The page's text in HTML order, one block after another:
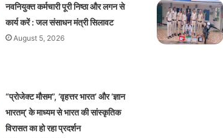
नवनियुक्त कर्मचारी पूरी निष्ठा और लगन से
कार्य करें : जल संसाधन मंत्री सिलावट
August 5, 2026
“प्रोजेक्ट मौसम”, ‘वृहत्तर भारत’ और ‘ज्ञान
भारतम्’ के माध्यम से भारत की सांस्कृतिक
विरासत का हो रहा प्रदर्शन